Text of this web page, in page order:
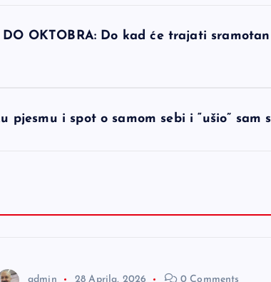
DO OKTOBRA: Do kad će trajati
pjesmu i spot o samom sebi i “ušio” sam
admin 28 Aprila, 2026 0 Comments